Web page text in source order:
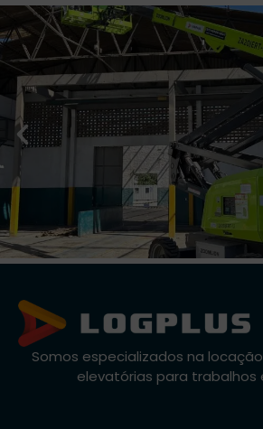
Somos especializados na
elevatórias para trabalhos